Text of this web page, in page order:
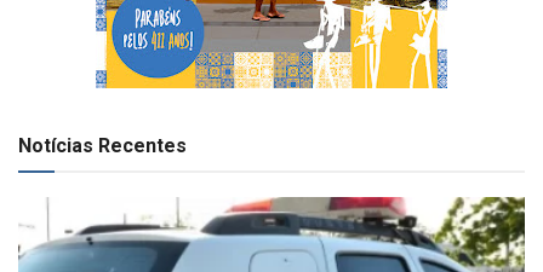
Notícias Recentes